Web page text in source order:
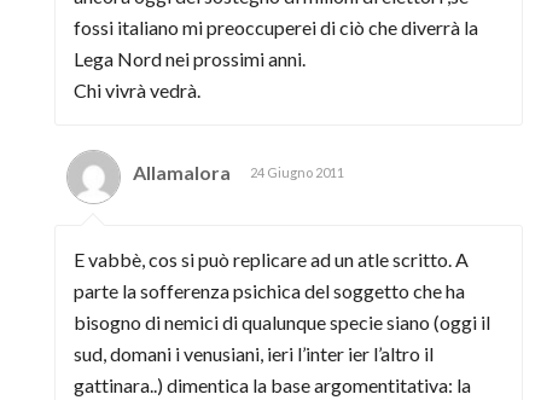
fossi italiano mi preoccuperei di ciò che diverrà la
Lega Nord nei prossimi anni.
Chi vivrà vedrà.
Allamalora 24 Giugno 2011
E vabbè, cos si può replicare ad un atle scritto. A
parte la sofferenza psichica del soggetto che ha
bisogno di nemici di qualunque specie siano (oggi il
sud, domani i venusiani, ieri l’inter ier l’altro il
gattinara..) dimentica la base argomentitativa: la